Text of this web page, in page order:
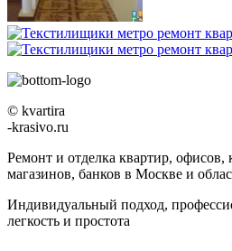
© kvartira
-krasivo.ru
Ремонт и отделка квартир, офисов,
магазинов, банков в Москве и
Индивидуальный подход,
легкость и простота